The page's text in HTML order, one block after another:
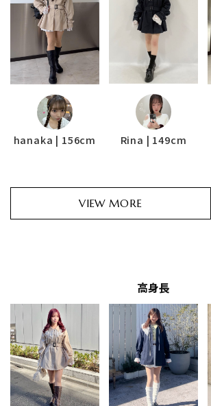
hanaka | 156cm Rina | 149cm
VIEW MORE
高身長